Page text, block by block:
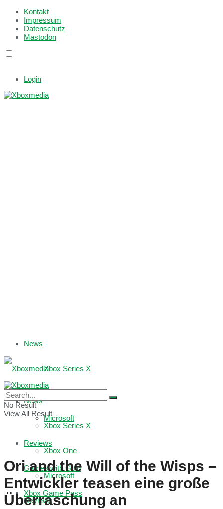
Kontakt
Impressum
Datenschutz
Mastodon
Login
News
Xbox Series X
Microsoft
Reviews
Games with Gold
Xbox Game Pass
News
Xbox Series X
Xbox One
Microsoft
Reviews
No Result
View All Result
Ori and the Will of the Wisps –
Entwickler teasen eine große
Überraschung an